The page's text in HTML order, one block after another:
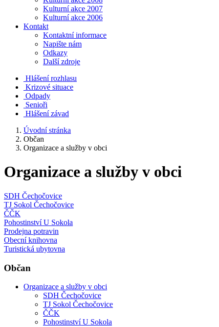
Kulturní akce 2007
Kulturní akce 2006
Kontakt
Kontaktní informace
Napište nám
Odkazy
Další zdroje
Hlášení rozhlasu
Krizové situace
Odpady
Senioři
Hlášení závad
Úvodní stránka
Občan
Organizace a služby v obci
Organizace a služby v obci
SDH Čechočovice
TJ Sokol Čechočovice
ČČK
Pohostinství U Sokola
Prodejna potravin
Obecní knihovna
Turistická ubytovna
Občan
Organizace a služby v obci
SDH Čechočovice
TJ Sokol Čechočovice
ČČK
Pohostinství U Sokola